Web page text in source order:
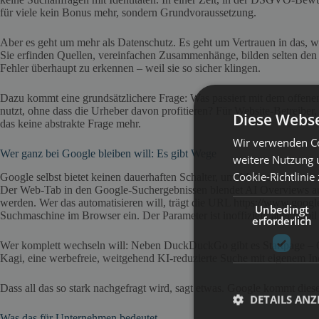
für viele kein Bonus mehr, sondern Grundvoraussetzung.
Aber es geht um mehr als Datenschutz. Es geht um Vertrauen in das,
Sie erfinden Quellen, vereinfachen Zusammenhänge, bilden selten
Fehler überhaupt zu erkennen – weil sie so sicher klingen.
Dazu kommt eine grundsätzlichere Frage: Was passiert mit dem
nutzt, ohne dass die Urheber davon profitieren? Für Website-
das keine abstrakte Frage mehr.
Wer ganz bei Google bleiben will: Es gibt Wege
Google selbst bietet keinen dauerhaften Schalter, um AI Overviews
Der Web-Tab in den Google-Suchergebnissen blendet AI Overviews
werden. Wer das automatisieren will, trägt die URL https://
Suchmaschine im Browser ein. Der Parameter ist inoffiziell, aber stabil
Wer komplett wechseln will: Neben DuckDuckGo gibt es Startpage –
Kagi, eine werbefreie, weitgehend KI-reduzierte Suche mit eigenem
Dass all das so stark nachgefragt wird, sagt etwas. Google kommt
Diese
Wir verwenden
weitere Nutzung
Cookie-Richtlinie
Unbedingt
erforderlich
DETAILS